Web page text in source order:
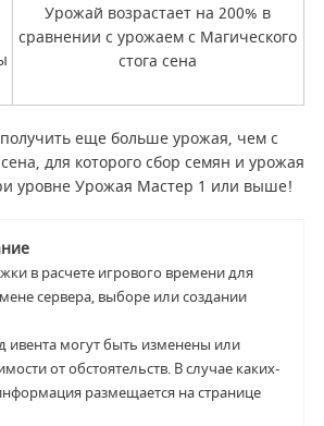
Урожай возрастает на 200% в
сравнении с урожаем с Магического
стога сена
еще больше урожая, чем с
для которого сбор семян и урожая
уровне Урожая Мастер 1 или выше!
в расчете игрового времени для
сервера, выборе или создании
ивента могут быть изменены или
от обстоятельств. В случае каких-
размещается на странице